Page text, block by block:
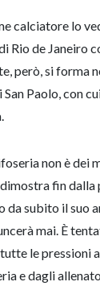
calciatore lo
Rio de Janeiro
però, si forma
Paolo, con
non è dei
fin dalla
da subito il suo
mai. È
le pressioni
e dagli